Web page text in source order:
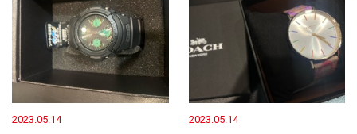
2023.05.14 2023.05.14